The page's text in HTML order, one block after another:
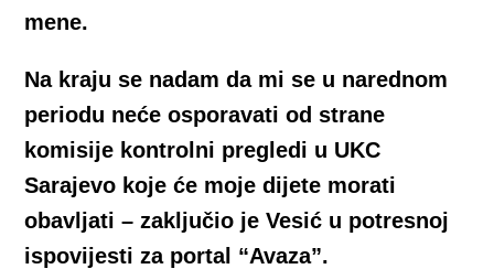
mene.
Na kraju se nadam da mi se u narednom
periodu neće osporavati od strane
komisije kontrolni pregledi u UKC
Sarajevo koje će moje dijete morati
obavljati – zaključio je Vesić u potresnoj
ispovijesti za portal “Avaza”.